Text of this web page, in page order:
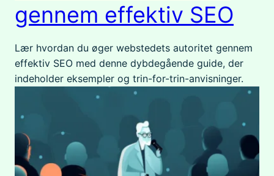
gennem effektiv SEO
Lær hvordan du øger webstedets autoritet gennem
effektiv SEO med denne dybdegående guide, der
indeholder eksempler og trin-for-trin-anvisninger.